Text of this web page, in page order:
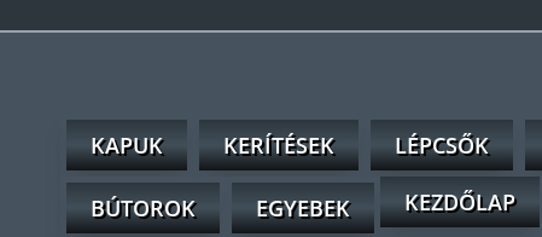
KAPUK KERÍTÉSEK LÉPCSŐK
BÚTOROK EGYEBEK KEZDŐLAP